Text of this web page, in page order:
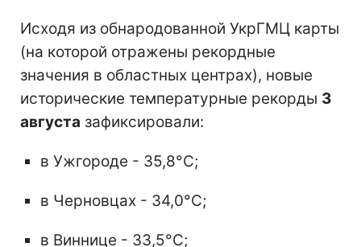
Исходя из обнародованной УкрГМЦ карты
(на которой отражены рекордные
значения в областных центрах), новые
исторические температурные рекорды 3
августа зафиксировали:
в Ужгороде - 35,8°C;
в Черновцах - 34,0°C;
в Виннице - 33,5°C;